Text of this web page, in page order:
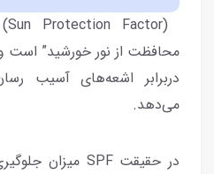
محافظت از نور خورشید”
دربرابر اشعه‌های آسیب
می‌دهد.